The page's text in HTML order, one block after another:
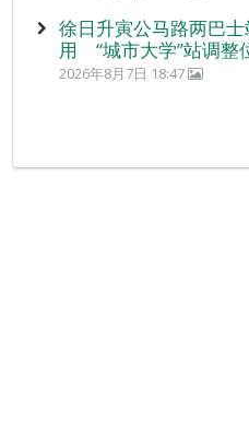
徐日升寅公马路两巴
用 “城市大学”站调
2026年8月7日 18:47